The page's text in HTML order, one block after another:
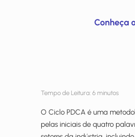
Conheça
Tempo de Leitura: 6 minutos
O Ciclo PDCA é uma
pelas iniciais de quatro